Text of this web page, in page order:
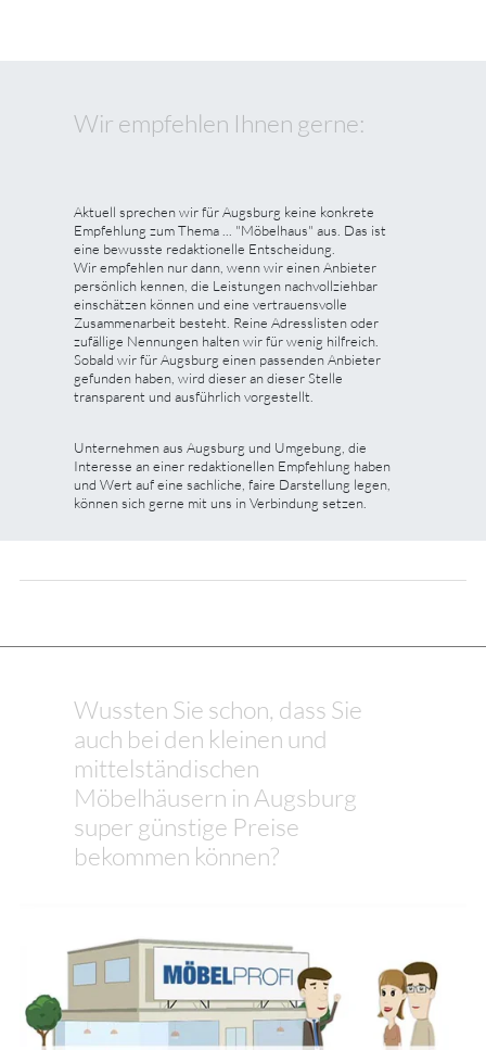
Wir empfehlen Ihnen gerne:
Aktuell sprechen wir für Augsburg keine konkrete
Empfehlung zum Thema ... "Möbelhaus" aus. Das ist
eine bewusste redaktionelle Entscheidung.
Wir empfehlen nur dann, wenn wir einen Anbieter
persönlich kennen, die Leistungen nachvollziehbar
einschätzen können und eine vertrauensvolle
Zusammenarbeit besteht. Reine Adresslisten oder
zufällige Nennungen halten wir für wenig hilfreich.
Sobald wir für Augsburg einen passenden Anbieter
gefunden haben, wird dieser an dieser Stelle
transparent und ausführlich vorgestellt.
Unternehmen aus Augsburg und Umgebung, die
Interesse an einer redaktionellen Empfehlung haben
und Wert auf eine sachliche, faire Darstellung legen,
können sich gerne mit uns in Verbindung setzen.
Wussten Sie schon, dass Sie
auch bei den kleinen und
mittelständischen
Möbelhäusern in Augsburg
super günstige Preise
bekommen können?